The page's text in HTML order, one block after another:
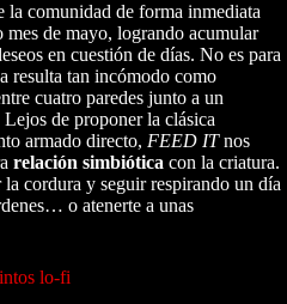
la comunidad de forma inmediata
mes de mayo, logrando acumular
en cuestión de días. No es para
resulta tan incómodo como
cuatro paredes junto a un
de proponer la clásica
armado directo, FEED ITnos
relación simbiótica con la criatura.
cordura y seguir respirando un día
o atenerte a unas
lo-fi